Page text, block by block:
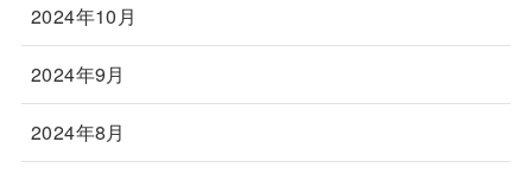
2024年10月
2024年9月
2024年8月